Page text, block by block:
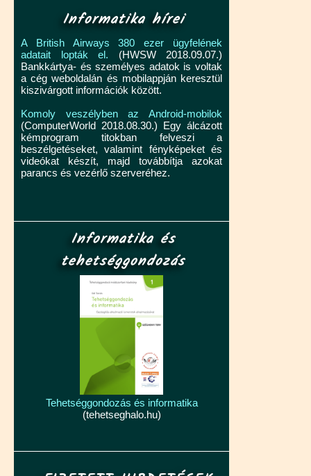
Informatika hírei
A British Airways 380 ezer ügyfelének
adatait lopták el. (HWSW 2018.09.07.)
Bankkártya- és személyes adatok is voltak
a cég weboldalán és mobilappján keresztül
kiszivárgott információk között.
Komoly veszélyben az Android-mobilok
(ComputerWorld 2018.08.30.) Egy álcázott
kémprogram titokban felveszi a
beszélgetéseket, valamint fényképeket és
videókat készít, majd továbbítja azokat
parancs és vezérlő szerveréhez.
Informatika és
tehetséggondozás
Tehetséggondozás és informatika
(tehetseghalo.hu)